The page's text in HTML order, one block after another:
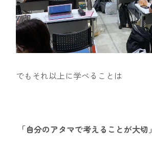
でもそれ以上に学べることは
「自分のアタマで考えることが大切」